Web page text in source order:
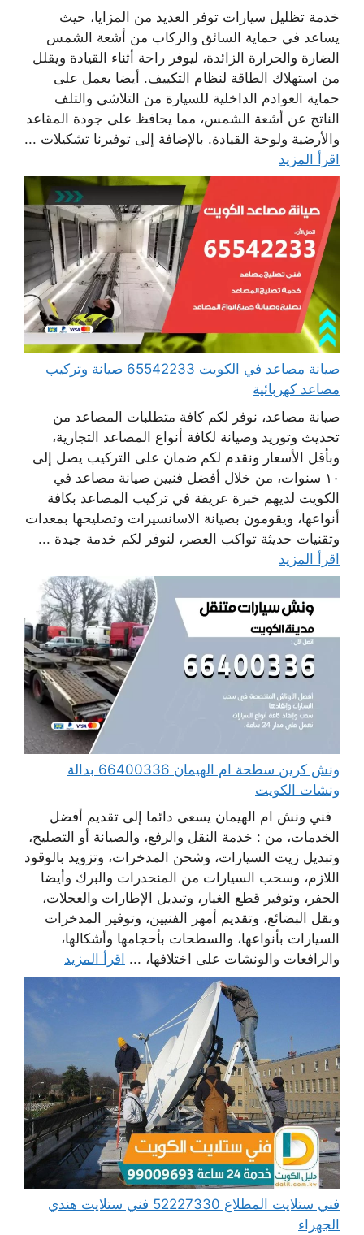
خدمة تظليل سيارات توفر العديد من المزايا، حيث
يساعد في حماية السائق والركاب من أشعة الشمس
الضارة والحرارة الزائدة، ليوفر راحة أثناء القيادة ويقلل
من استهلاك الطاقة لنظام التكييف. أيضا يعمل على
حماية العوادم الداخلية للسيارة من التلاشي والتلف
الناتج عن أشعة الشمس، مما يحافظ على جودة المقاعد
والأرضية ولوحة القيادة. بالإضافة إلى توفيرنا تشكيلات ...
اقرأ المزيد
صيانة مصاعد في الكويت 65542233 صيانة وتركيب
مصاعد كهربائية
صيانة مصاعد، نوفر لكم كافة متطلبات المصاعد من
تحديث وتوريد وصيانة لكافة أنواع المصاعد التجارية،
وبأقل الأسعار ونقدم لكم ضمان على التركيب يصل إلى
١٠ سنوات، من خلال أفضل فنيين صيانة مصاعد في
الكويت لديهم خبرة عريقة في تركيب المصاعد بكافة
أنواعها، ويقومون بصيانة الاسانسيرات وتصليحها بمعدات
وتقنيات حديثة تواكب العصر، لنوفر لكم خدمة جيدة ...
اقرأ المزيد
ونش كرين سطحة ام الهيمان 66400336 بدالة
ونشات الكويت
فني ونش ام الهيمان يسعى دائما إلى تقديم أفضل
الخدمات، من : خدمة النقل والرفع، والصيانة أو التصليح،
وتبديل زيت السيارات، وشحن المدخرات، وتزويد بالوقود
اللازم، وسحب السيارات من المنحدرات والبرك وأيضا
الحفر، وتوفير قطع الغيار، وتبديل الإطارات والعجلات،
ونقل البضائع، وتقديم أمهر الفنيين، وتوفير المدخرات
السيارات بأنواعها، والسطحات بأحجامها وأشكالها،
والرافعات والونشات على اختلافها، ... اقرأ المزيد
فني ستلايت المطلاع 52227330 فني ستلايت هندي
الجهراء